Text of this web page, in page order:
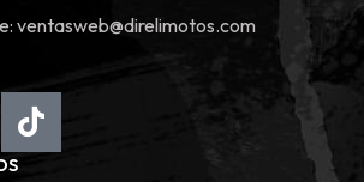
ventasweb@direlimotos.com